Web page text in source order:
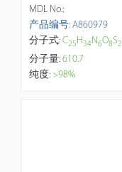
MDL No.:
产品编号: A860979
分子式:C25 H34N6O8S2
分子量:610.7
纯度: >98%